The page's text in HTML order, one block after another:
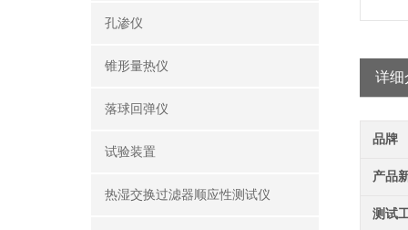
孔渗仪
锥形量热仪
落球回弹仪
试验装置
热湿交换过滤器顺应性测试仪
详细
品牌
产品
测试